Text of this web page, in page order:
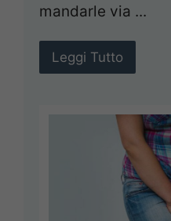
mandarle via ...
Leggi Tutto